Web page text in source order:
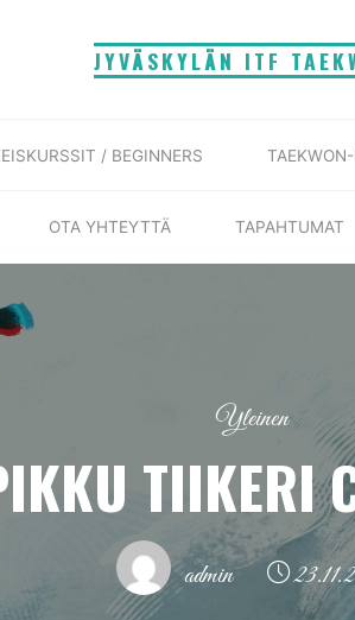
JYVÄSKYLÄN ITF
/ BEGINNERS
OTA YHTEYTTÄ TAPAHTUMAT
Yleinen
TIIKERI
admin